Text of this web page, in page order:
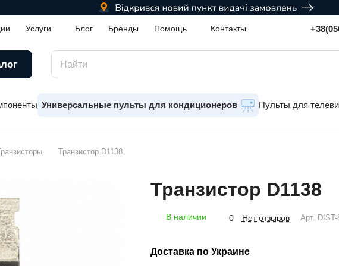
Услуги Блог Бренды Помощь Контакты
Универсальные пульты для кондиционеров Пульты для
Транзистор D1138
Транзистор D1138
В наличии 0 Нет отзывов Арт.
Доставка по Украине